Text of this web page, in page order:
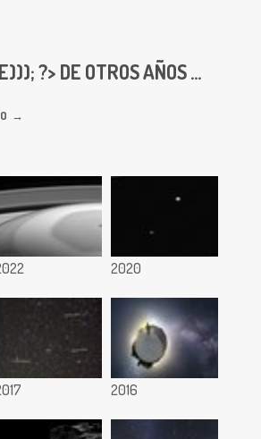
?> DE OTROS AÑOS ...
2020
2016